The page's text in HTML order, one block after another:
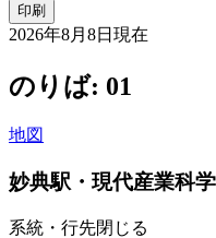
印刷
2026年8月8日 現在
のりば: 01
地図
妙典駅・現代産業科
系統・行先閉じる